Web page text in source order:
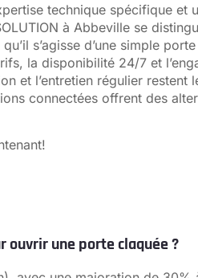
technique spécifique et
à Abbeville se
s’agisse d’une simple
la disponibilité 24/7 et
et l’entretien régulier restent
connectées offrent des
ouvrir une porte claquée ?